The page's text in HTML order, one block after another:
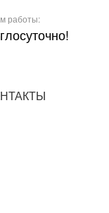
работы: